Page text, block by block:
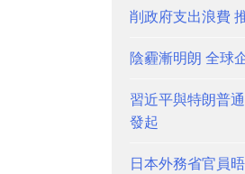
削政府支出浪費
陰霾漸明朗 全球
習近平與特朗普
發起
日本外務省官員